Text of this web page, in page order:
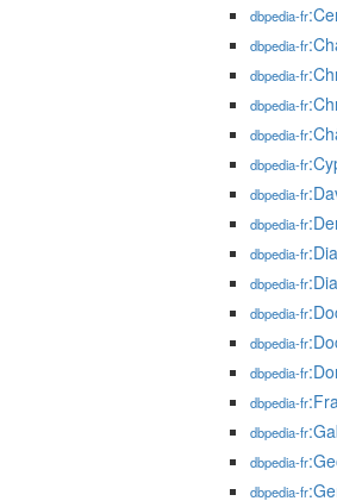
dbpedia-fr
dbpedia-fr
dbpedia-fr
dbpedia-fr
dbpedia-fr
dbpedia-fr
dbpedia-fr
dbpedia-fr
dbpedia-fr
dbpedia-fr
dbpedia-fr
dbpedia-fr
dbpedia-fr
dbpedia-fr
dbpedia-fr
dbpedia-fr
dbpedia-fr